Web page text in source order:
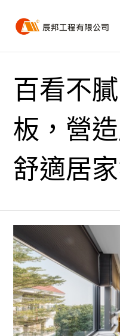
百看不
板，營
舒適居